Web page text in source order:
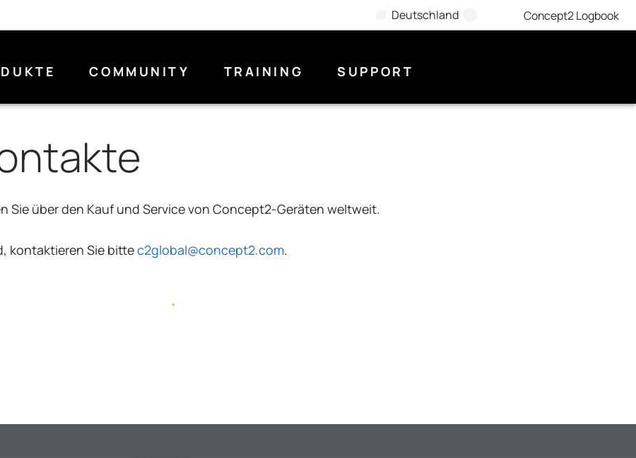
Deutschland Concept2 Logbook
COMMUNITY TRAINING SUPPORT
über den Kauf und Service von Concept2-Geräten weltweit.
kontaktieren Sie bittec2global@concept2.com.